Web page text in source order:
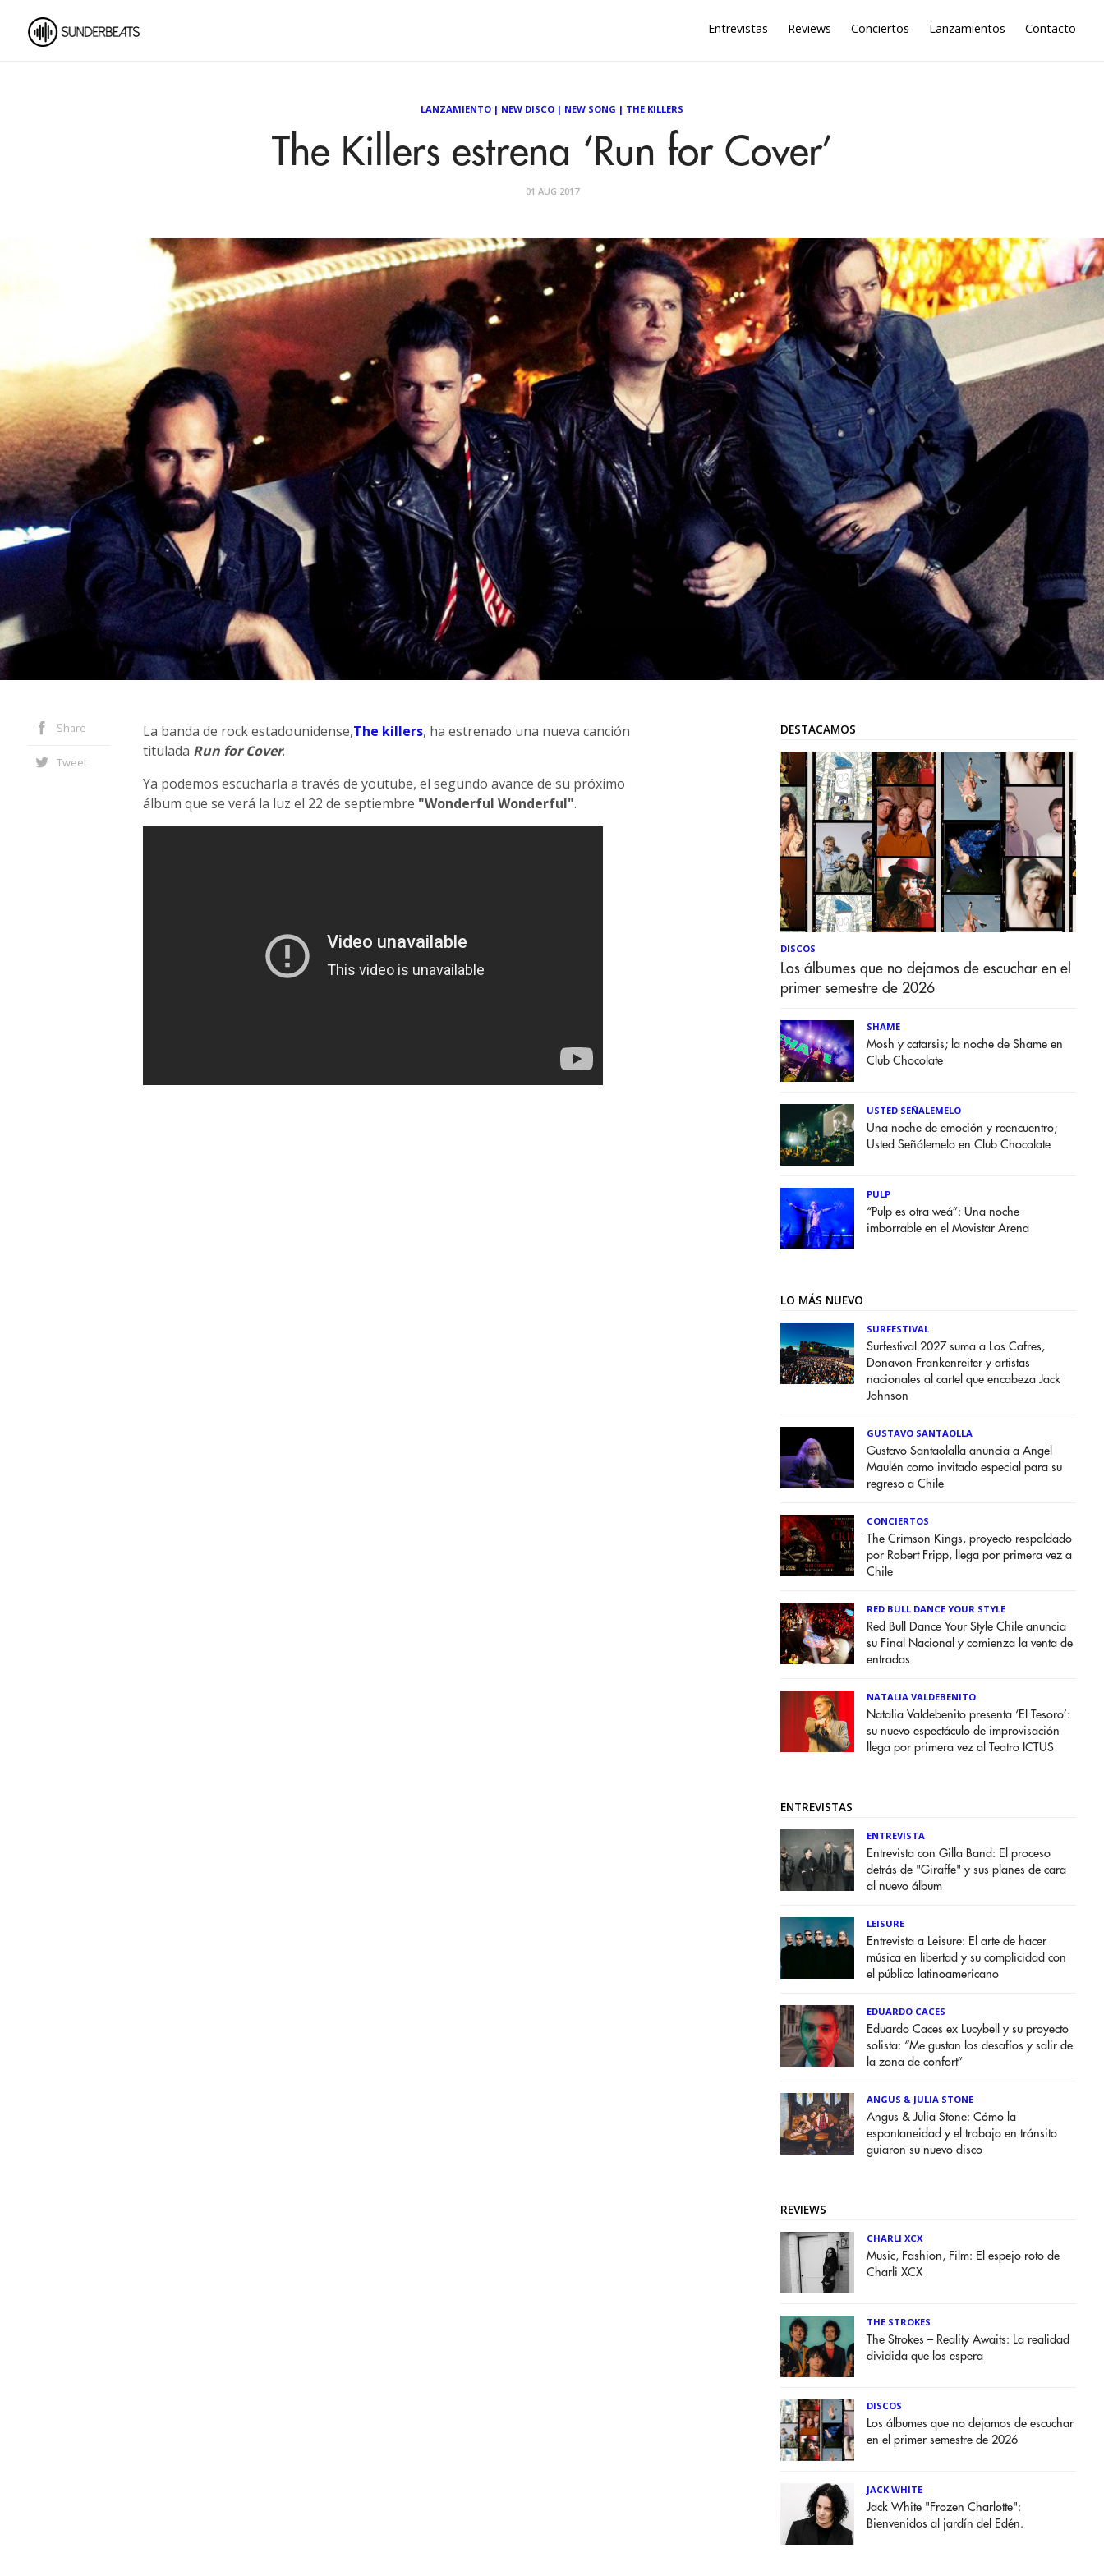
Entrevistas Reviews Conciertos Lanzamientos Contacto
LANZAMIENTO | NEW DISCO | NEW SONG | THE KILLERS
The Killers estrena ‘Run for Cover’
01 AUG 2017
Share
Tweet
La banda de rock estadounidense,The killers, ha estrenado una nueva canción
titulada Run for Cover.
Ya podemos escucharla a través de youtube, el segundo avance de su próximo
álbum que se verá la luz el 22 de septiembre "Wonderful Wonderful".
DESTACAMOS
DISCOS
Los álbumes que no dejamos de escuchar en el
primer semestre de 2026
SHAME
Mosh y catarsis; la noche de Shame en
Club Chocolate
USTED SEÑALEMELO
Una noche de emoción y reencuentro;
Usted Señálemelo en Club Chocolate
PULP
“Pulp es otra weá”: Una noche
imborrable en el Movistar Arena
LO MÁS NUEVO
SURFESTIVAL
Surfestival 2027 suma a Los Cafres,
Donavon Frankenreiter y artistas
nacionales al cartel que encabeza Jack
Johnson
GUSTAVO SANTAOLLA
Gustavo Santaolalla anuncia a Angel
Maulén como invitado especial para su
regreso a Chile
CONCIERTOS
The Crimson Kings, proyecto respaldado
por Robert Fripp, llega por primera vez a
Chile
RED BULL DANCE YOUR STYLE
Red Bull Dance Your Style Chile anuncia
su Final Nacional y comienza la venta de
entradas
NATALIA VALDEBENITO
Natalia Valdebenito presenta ‘El Tesoro’:
su nuevo espectáculo de improvisación
llega por primera vez al Teatro ICTUS
ENTREVISTAS
ENTREVISTA
Entrevista con Gilla Band: El proceso
detrás de "Giraffe" y sus planes de cara
al nuevo álbum
LEISURE
Entrevista a Leisure: El arte de hacer
música en libertad y su complicidad con
el público latinoamericano
EDUARDO CACES
Eduardo Caces ex Lucybell y su proyecto
solista: “Me gustan los desafíos y salir de
la zona de confort”
ANGUS & JULIA STONE
Angus & Julia Stone: Cómo la
espontaneidad y el trabajo en tránsito
guiaron su nuevo disco
REVIEWS
CHARLI XCX
Music, Fashion, Film: El espejo roto de
Charli XCX
THE STROKES
The Strokes – Reality Awaits: La realidad
dividida que los espera
DISCOS
Los álbumes que no dejamos de escuchar
en el primer semestre de 2026
JACK WHITE
Jack White "Frozen Charlotte":
Bienvenidos al jardín del Edén.